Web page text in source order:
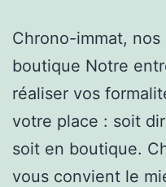
Chrono-immat,
boutique Notre
réaliser vos
votre place : soit
soit en boutique.
vous convient le